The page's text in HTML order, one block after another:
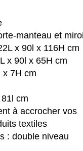
manteau et
x 90l x 116H cm
x 90l x 65H cm
x 7H cm
cm
à accrocher vos
textiles
: double niveau